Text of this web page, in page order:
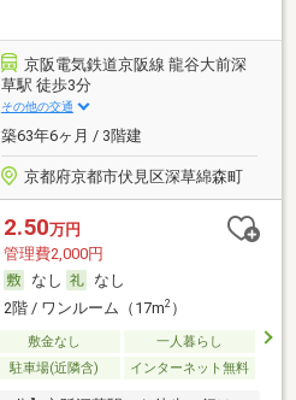
京阪電気鉄道京阪線 龍谷大前深
草駅 徒歩3分
その他の交通
築63年6ヶ月 / 3階建
京都府京都市伏見区深草綿森町
2.50万円
管理費2,000円
なし
なし
2階 / ワンルーム（17m2）
敷金なし
一人暮らし
駐車場(近隣含) インターネット無料